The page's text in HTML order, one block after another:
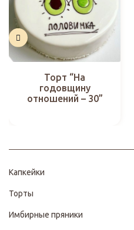
Торт “На
годовщину
отношений – 30”
Капкейки
Торты
Имбирные пряники